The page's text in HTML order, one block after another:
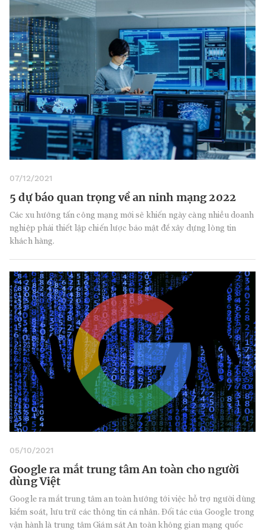
07/12/2021
5 dự báo quan trọng về an ninh mạng 2022
Các xu hướng tấn công mạng mới sẽ khiến ngày càng nhiều doanh
nghiệp phải thiết lập chiến lược bảo mật để xây dựng lòng tin
khách hàng.
05/10/2021
Google ra mắt trung tâm An toàn cho người
dùng Việt
Google ra mắt trung tâm an toàn hướng tới việc hỗ trợ người dùng
kiểm soát, lưu trữ các thông tin cá nhân. Đối tác của Google trong
vận hành là trung tâm Giám sát An toàn không gian mạng quốc